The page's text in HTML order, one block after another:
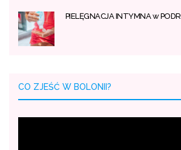
PIELĘGNACJA INTYMNA w
CO ZJEŚĆ W BOLONII?